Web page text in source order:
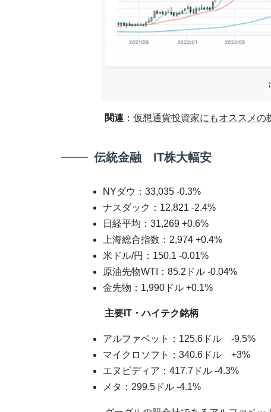
関連： 仮想通貨投資家にもオススメの
伝統金融 IT株大幅安
NYダウ：33,035 -0.3%
ナスダック：12,821 -2.4%
日経平均：31,269 +0.6%
上海総合指数：2,974 +0.4%
米ドル/円：150.1 -0.01%
原油先物WTI：85.2ドル -0.04%
金先物：1,990ドル +0.1%
主要IT・ハイテク銘柄
アルファベット：125.6ドル -9.5%
マイクロソフト：340.6ドル +3%
エヌビディア：417.7ドル -4.3%
メタ：299.5ドル -4.1%